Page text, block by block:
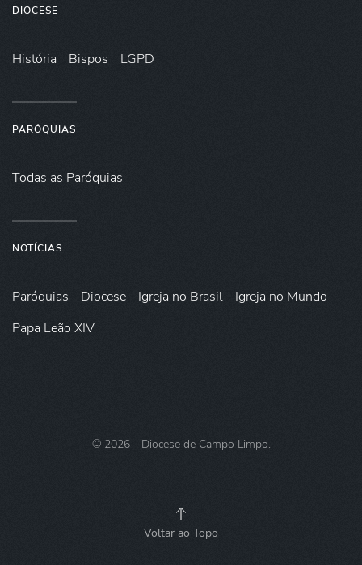
DIOCESE
História Bispos LGPD
PARÓQUIAS
Todas as Paróquias
NOTÍCIAS
Paróquias Diocese Igreja no Brasil
Igreja no Mundo
Papa Leão XIV
© 2026- Diocese de Campo Limpo.
Voltar ao Topo